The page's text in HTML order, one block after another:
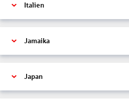
Italien
Jamaika
Japan